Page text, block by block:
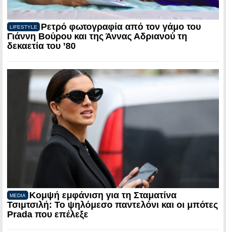
LIFESTYLE
Ρετρό φωτογραφία από τον γάμο του
Γιάννη Βούρου και της Άννας Αδριανού τη
δεκαετία του ’80
MEDIA
Κομψή εμφάνιση για τη Σταματίνα
Τσιμτσιλή: Το ψηλόμεσο παντελόνι και οι μπότες
Prada που επέλεξε